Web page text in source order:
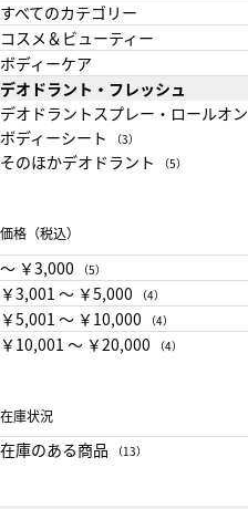
すべてのカテゴリー
コスメ＆ビューティー
ボディーケア
デオドラント・フレッシュ
デオドラントスプレー・ロールオン
ボディーシート （3）
そのほかデオドラント （5）
価格（税込）
〜 ￥3,000 （5）
￥3,001 〜 ￥5,000 （4）
￥5,001 〜 ￥10,000 （4）
￥10,001 〜 ￥20,000 （4）
在庫状況
在庫のある商品 （13）